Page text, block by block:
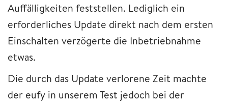
Auffälligkeiten feststellen. Lediglich ein
erforderliches Update direkt nach dem ersten
Einschalten verzögerte die Inbetriebnahme
etwas.
Die durch das Update verlorene Zeit machte
der eufy in unserem Test jedoch bei der